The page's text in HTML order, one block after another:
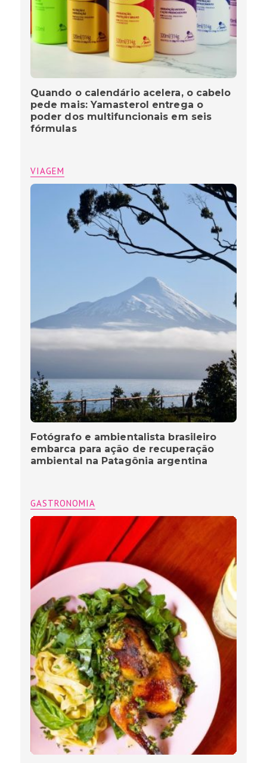
Quando o calendário acelera, o cabelo
pede mais: Yamasterol entrega o
poder dos multifuncionais em seis
fórmulas
VIAGEM
Fotógrafo e ambientalista brasileiro
embarca para ação de recuperação
ambiental na Patagônia argentina
GASTRONOMIA